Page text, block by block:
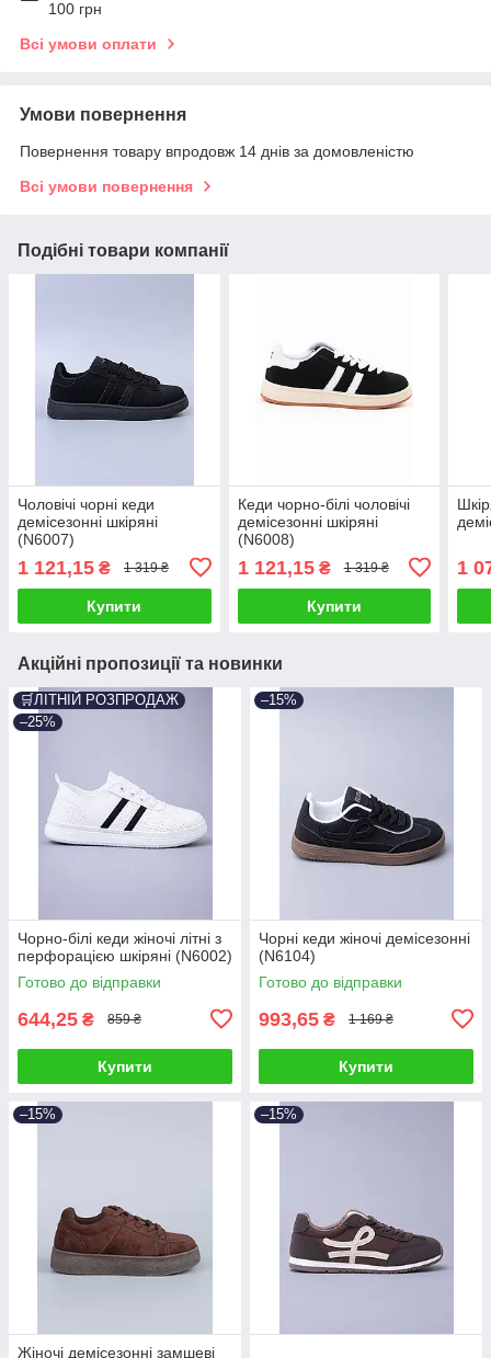
100 грн
Всі умови оплати
Умови повернення
Повернення товару впродовж 14 днів за домовленістю
Всі умови повернення
Подібні товари компанії
Чоловічі чорні кеди
демісезонні шкіряні
(N6007)
1 121,15 ₴ 1 319 ₴
Купити
Кеди чорно-білі чоловічі
демісезонні шкіряні
(N6008)
1 121,15₴ 1 319 ₴
Купити
1
Акційні пропозиції та новинки
🛒ЛІТНІЙ РОЗПРОДАЖ
–25%
Чорно-білі кеди жіночі літні з
перфорацією шкіряні (N6002)
Готово до відправки
644,25 ₴ 859 ₴
Купити
–15%
Чорні кеди жіночі демісезонні
(N6104)
Готово до відправки
993,65 ₴ 1 169 ₴
Купити
–15%
Жіночі демісезонні замшеві
–15%